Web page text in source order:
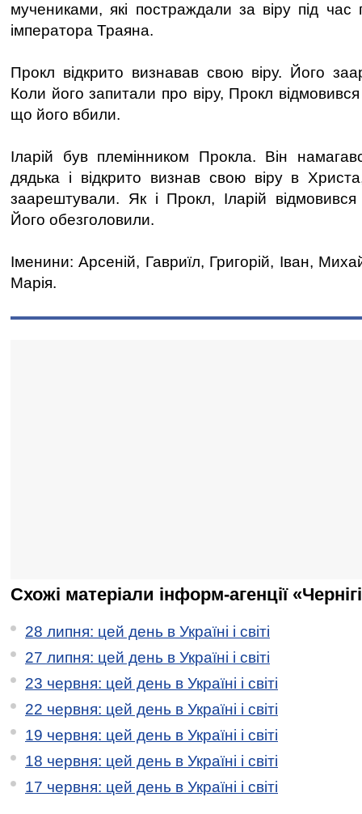
мучениками, які постраждали за віру під час
імператора Траяна.
Прокл відкрито визнавав свою віру. Його
Коли його запитали про віру, Прокл
що його вбили.
Іларій був племінником Прокла. Він
дядька і відкрито визнав свою віру в
заарештували. Як і Прокл, Іларій відмовився
Його обезголовили.
Іменини: Арсеній, Гавриїл, Григорій, Іван,
Марія.
Схожі матеріали інформ-агенції
28 липня: цей день в Україні і світі
27 липня: цей день в Україні і світі
23 червня: цей день в Україні і світі
22 червня: цей день в Україні і світі
19 червня: цей день в Україні і світі
18 червня: цей день в Україні і світі
17 червня: цей день в Україні і світі